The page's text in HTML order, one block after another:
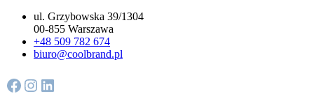
ul. Grzybowska 39/1304
00-855 Warszawa
+48 509 782 674
biuro@coolbrand.pl
Facebook Instagram LinkedIn